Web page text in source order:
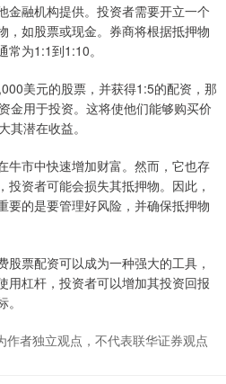
金融机构提供。投资者需要开立一个
，如股票或现金。券商将根据抵押物
为1:1到1:10。
美元的股票，并获得1:5的配资，那
金用于投资。这将使他们能够购买价
潜在收益。
牛市中快速增加财富。然而，它也存
资者可能会损失其抵押物。因此，
要的是要管理好风险，并确保抵押物
票配资可以成为一种强大的工具，
用杠杆，投资者可以增加其投资回报
作者独立观点，不代表联华证券观点